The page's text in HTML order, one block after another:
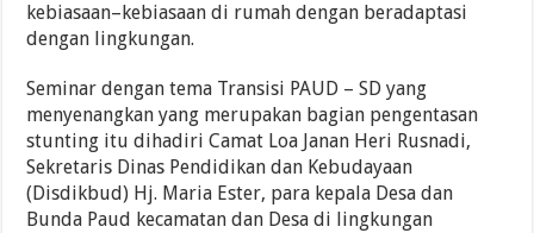
kebiasaan–kebiasaan di rumah dengan beradaptasi
dengan lingkungan.
Seminar dengan tema Transisi PAUD – SD yang
menyenangkan yang merupakan bagian pengentasan
stunting itu dihadiri Camat Loa Janan Heri Rusnadi,
Sekretaris Dinas Pendidikan dan Kebudayaan
(Disdikbud) Hj. Maria Ester, para kepala Desa dan
Bunda Paud kecamatan dan Desa di lingkungan